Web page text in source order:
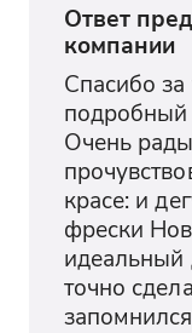
Ответ
компании
Спасибо
подробный
Очень
красе: и
фрески
идеальный
точно